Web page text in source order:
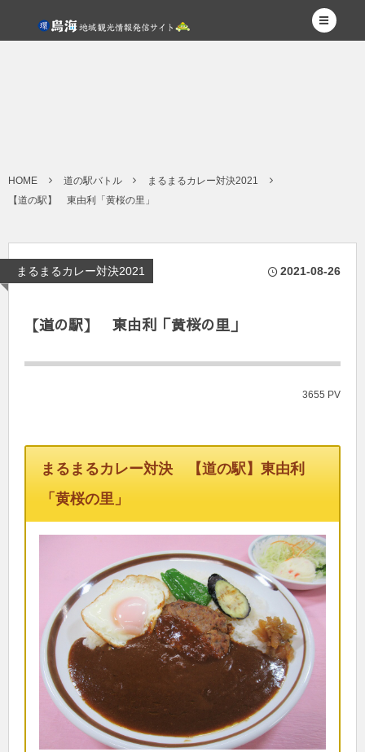
HOME 道の駅バトル
まるまるカレー対決2021
【道の駅】 東由利「黄桜の里」
まるまるカレー対決2021 2021-08-26
【道の駅】 東由利「黄桜の里」
3655 PV
まるまるカレー対決 【道の駅】東由利
「黄桜の里」